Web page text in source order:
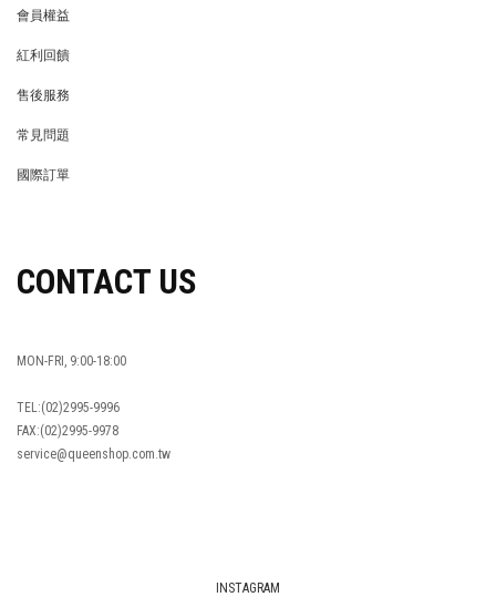
會員權益
紅利回饋
售後服務
常見問題
國際訂單
CONTACT US
MON-FRI, 9:00-18:00
TEL:(02)2995-9996
FAX:(02)2995-9978
service@queenshop.com.tw
INSTAGRAM